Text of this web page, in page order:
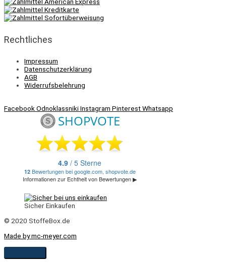
Rechtliches
Impressum
Datenschutzerklärung
AGB
Widerrufsbelehrung
FacebookOdnoklassnikiInstagram PinterestWhatsapp
Sicher Einkaufen
© 2020 StoffeBox.de
Made by mc-meyer.com